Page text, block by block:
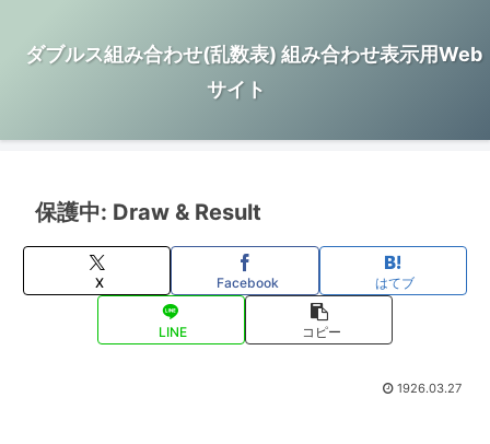
ダブルス組み合わせ(乱数表) 組み合わせ表示用Web
サイト
保護中: Draw & Result
X Facebook はてブ
LINE コピー
1926.03.27